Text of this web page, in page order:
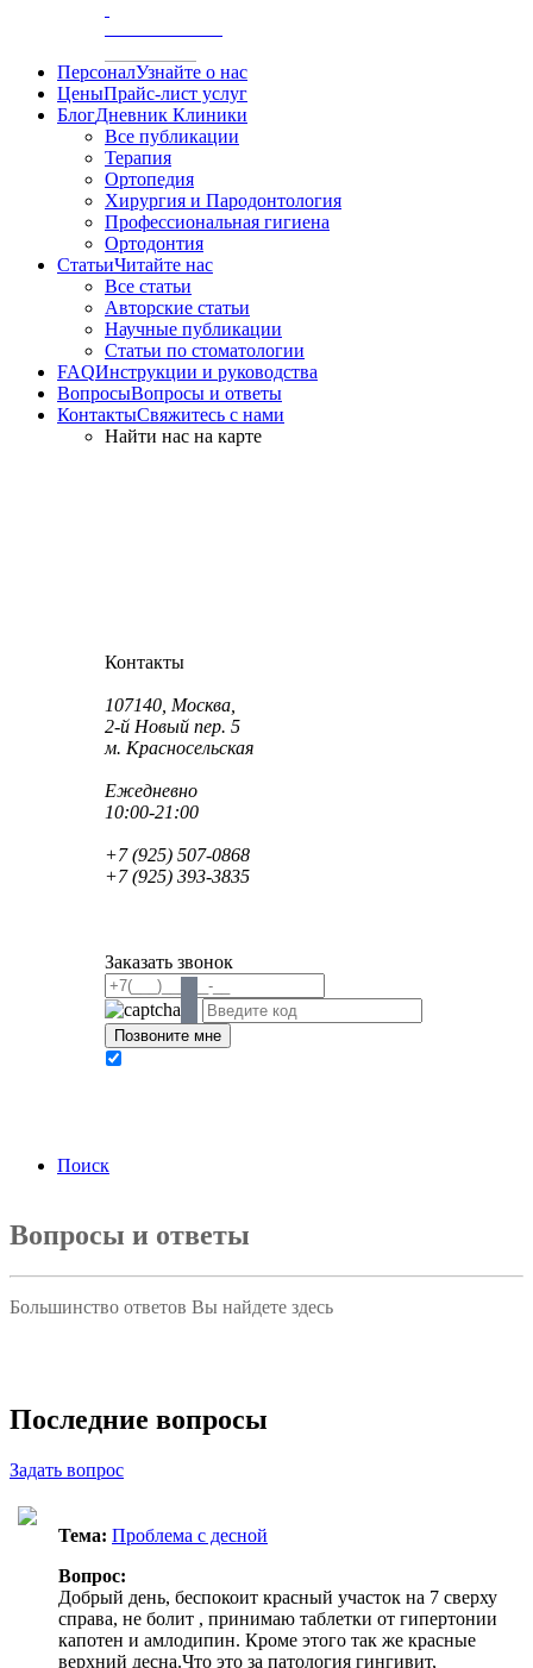
ПерсоналУзнайте о нас
ЦеныПрайс-лист услуг
БлогДневник Клиники
Все публикации
Терапия
Ортопедия
Хирургия и Пародонтология
Профессиональная гигиена
Ортодонтия
СтатьиЧитайте нас
Все статьи
Авторские статьи
Научные публикации
Статьи по стоматологии
FAQИнструкции и руководства
ВопросыВопросы и ответы
КонтактыСвяжитесь с нами
Найти нас на карте
Контакты
107140, Москва,
2-й Новый пер. 5
м. Красносельская
Ежедневно
10:00-21:00
+7 (925) 507-0868
+7 (925) 393-3835
Заказать звонок
Поиск
Вопросы и ответы
Большинство ответов Вы найдете здесь
Последние вопросы
Задать вопрос
Тема: Проблема с десной
Вопрос:
Добрый день, беспокоит красный участок на 7 сверху
справа, не болит , принимаю таблетки от гипертонии
капотен и амлодипин. Кроме этого так же красные
верхний десна.Что это за патология гингивит,